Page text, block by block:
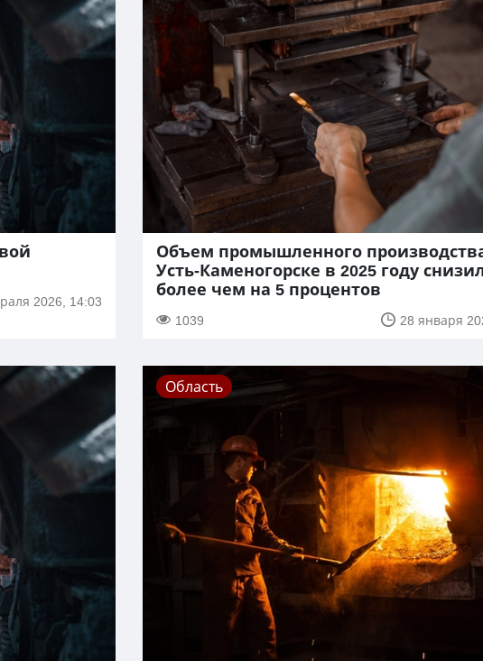
2026, 14:03
Объем промышленного
Усть-Каменогорске в 2025 году
более чем на 5 процентов
1039 28 января
Область